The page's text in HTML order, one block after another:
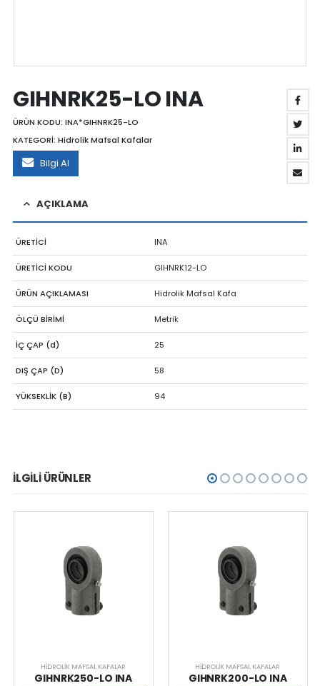
GIHNRK25-LO INA
ÜRÜN KODU: INA*GIHNRK25-LO
KATEGORİ: Hidrolik Mafsal Kafalar
Bilgi Al
AÇIKLAMA
ÜRETİCİ INA
ÜRETİCİ KODU GIHNRK12-LO
ÜRÜN AÇIKLAMASI Hidrolik Mafsal Kafa
ÖLÇÜ BİRİMİ Metrik
İÇ ÇAP (d) 25
DIŞ ÇAP (D) 58
YÜKSEKLİK (B) 94
İLGILI ÜRÜNLER
HIDROLIK MAFSAL KAFALAR
GIHNRK250-LO INA
HIDROLIK MAFSAL KAFALAR
GIHNRK200-LO INA